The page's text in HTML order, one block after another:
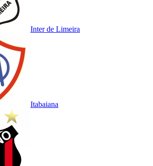
Inter de Limeira
Itabaiana